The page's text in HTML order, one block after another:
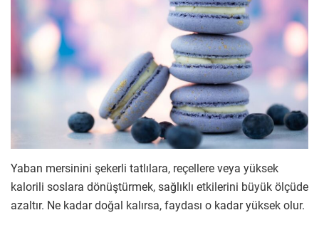
Yaban mersinini şekerli tatlılara, reçellere veya yüksek
kalorili soslara dönüştürmek, sağlıklı etkilerini büyük ölçüde
azaltır. Ne kadar doğal kalırsa, faydası o kadar yüksek olur.